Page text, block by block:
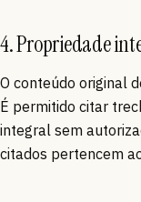
4. Propriedade
O conteúdo original
É permitido citar
integral sem
citados pertencem